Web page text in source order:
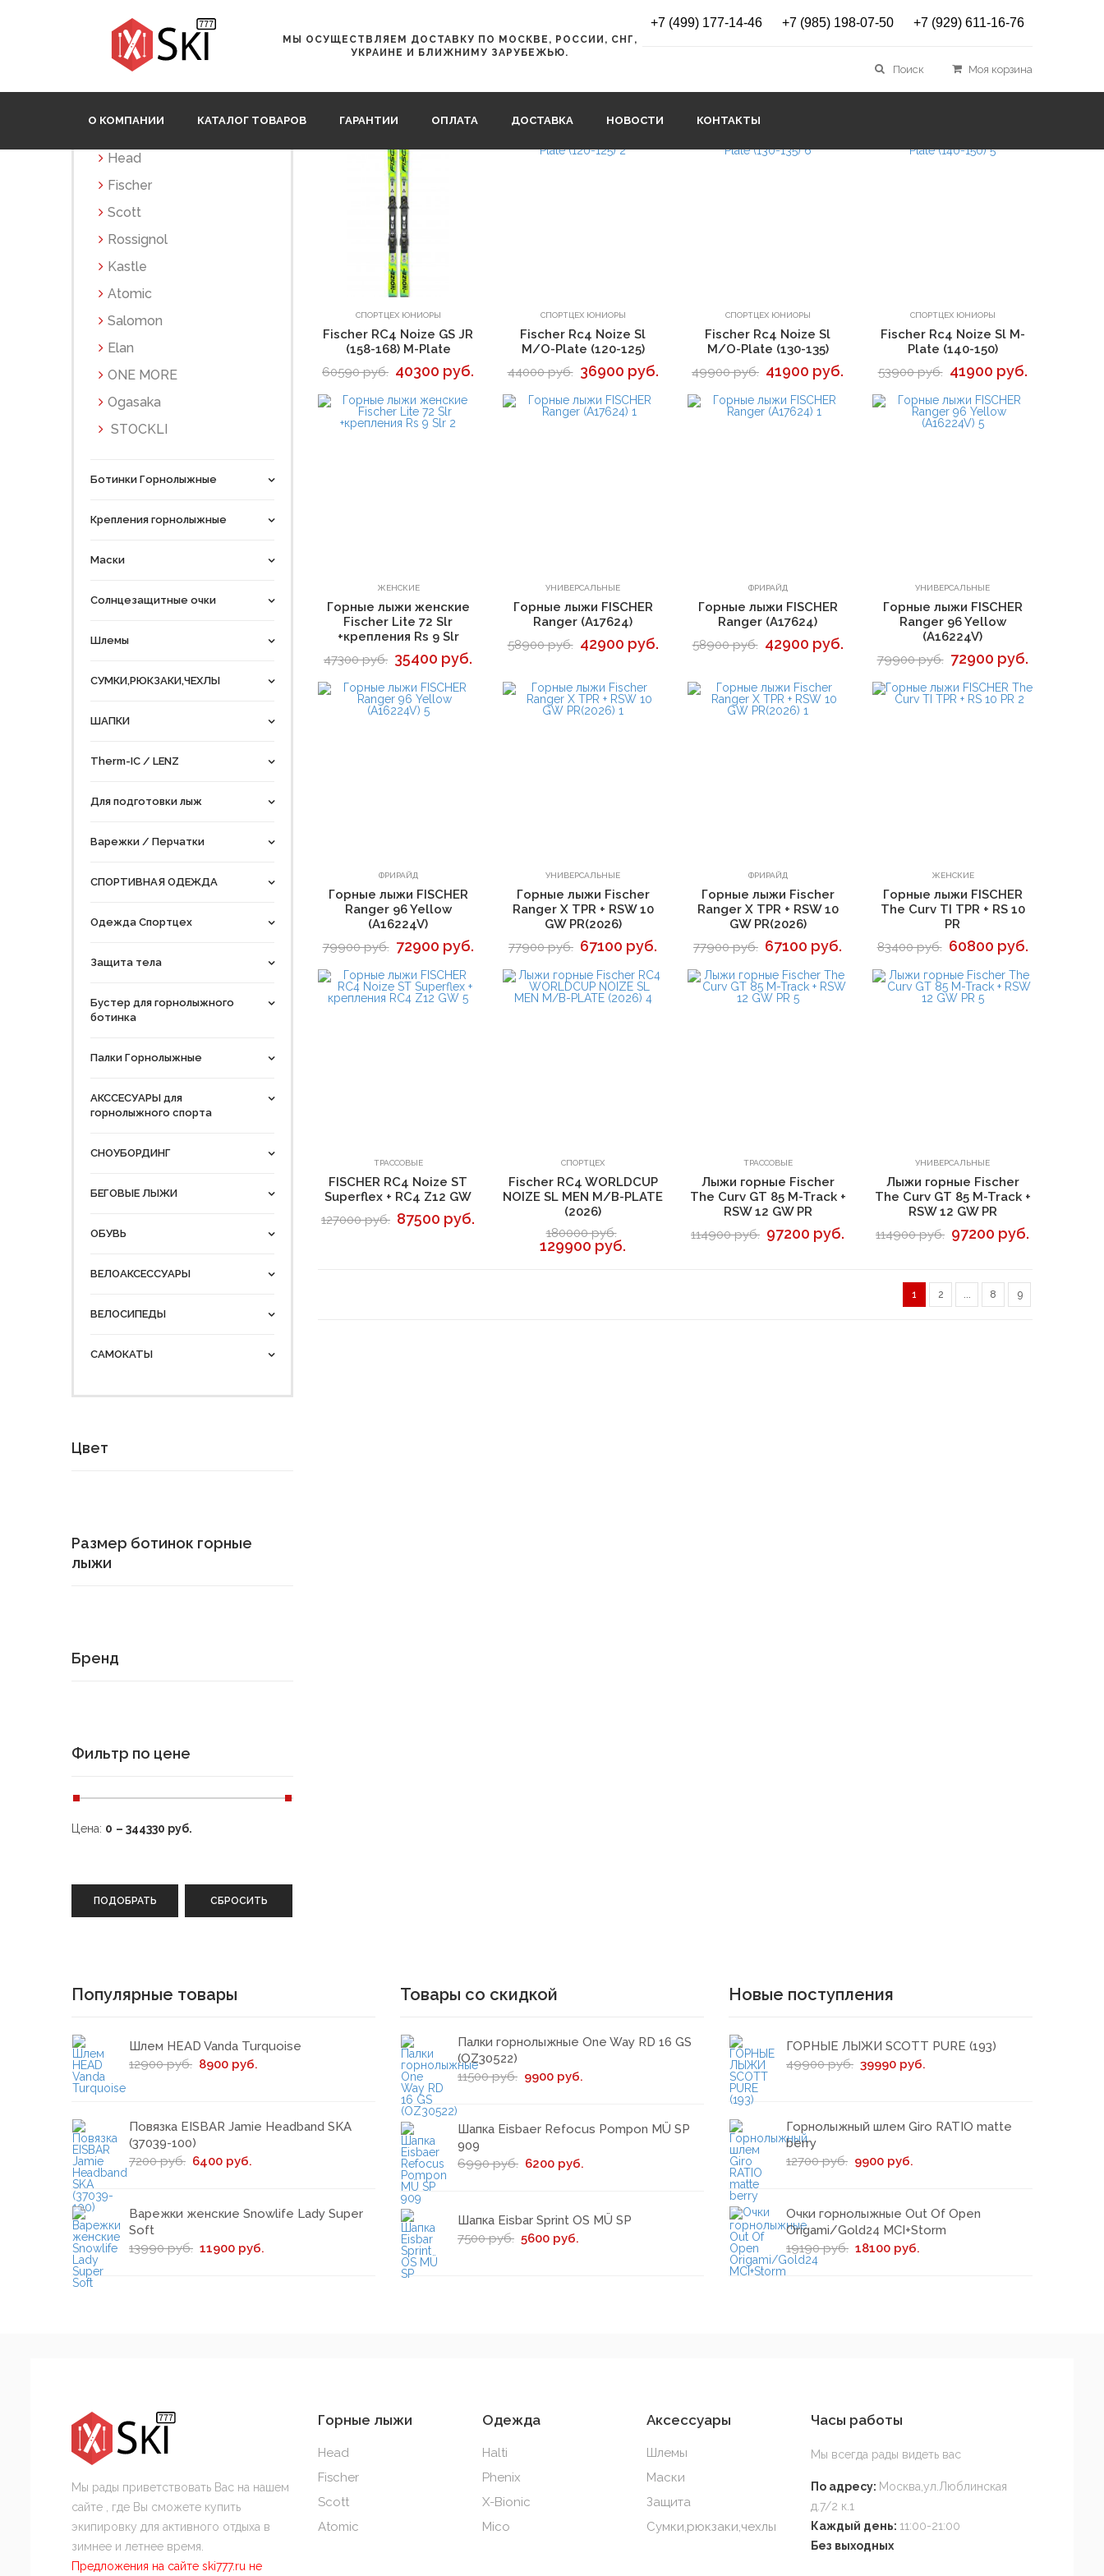
МЫ ОСУЩЕСТВЛЯЕМ ДОСТАВКУ ПО МОСКВЕ, РОССИИ, СНГ,
УКРАИНЕ И БЛИЖНИМУ ЗАРУБЕЖЬЮ.
+7 (499) 177-14-46 +7 (985) 198-07-50 +7 (929) 611-16-76
Поиск Моя корзина
О КОМПАНИИ КАТАЛОГ ТОВАРОВ ГАРАНТИИ ОПЛАТА ДОСТАВКА НОВОСТИ КОНТАКТЫ
Сортировать
В корзину
СПОРТЦЕХ ЮНИОРЫ
Fischer RC4 Noize GS JR
(158-168) M-Plate
60590 руб. 40300 руб.
В корзину
СПОРТЦЕХ ЮНИОРЫ
Fischer Rc4 Noize Sl
M/O-Plate (120-125)
44000 руб. 36900 руб.
В корзину
СПОРТЦЕХ ЮНИОРЫ
Fischer Rc4 Noize Sl
M/O-Plate (130-135)
49900 руб. 41900 руб.
В корзину
СПОРТЦЕХ ЮНИОРЫ
Fischer Rc4 Noize Sl M-
Plate (140-150)
53900 руб. 41900 руб.
В корзину
ЖЕНСКИЕ
Горные лыжи женские
Fischer Lite 72 Slr
+крепления Rs 9 Slr
47300 руб. 35400 руб.
В корзину
УНИВЕРСАЛЬНЫЕ
Горные лыжи FISCHER
Ranger (A17624)
58900 руб. 42900 руб.
В корзину
ФРИРАЙД
Горные лыжи FISCHER
Ranger (A17624)
58900 руб. 42900 руб.
В корзину
УНИВЕРСАЛЬНЫЕ
Горные лыжи FISCHER
Ranger 96 Yellow
(A16224V)
79900 руб. 72900 руб.
В корзину
ФРИРАЙД
Горные лыжи FISCHER
Ranger 96 Yellow
(A16224V)
79900 руб. 72900 руб.
В корзину
УНИВЕРСАЛЬНЫЕ
Горные лыжи Fischer
Ranger X TPR + RSW 10
GW PR(2026)
77900 руб. 67100 руб.
В корзину
ФРИРАЙД
Горные лыжи Fischer
Ranger X TPR + RSW 10
GW PR(2026)
77900 руб. 67100 руб.
В корзину
ЖЕНСКИЕ
Горные лыжи FISCHER
The Curv TI TPR + RS 10
PR
83400 руб. 60800 руб.
В корзину
ТРАССОВЫЕ
FISCHER RC4 Noize ST
Superflex + RC4 Z12 GW
127000 руб. 87500 руб.
В корзину
СПОРТЦЕХ
Fischer RC4 WORLDCUP
NOIZE SL MEN M/B-PLATE
(2026)
180000 руб.
129900 руб.
В корзину
ТРАССОВЫЕ
Лыжи горные Fischer
The Curv GT 85 M-Track +
RSW 12 GW PR
114900 руб. 97200 руб.
В корзину
УНИВЕРСАЛЬНЫЕ
Лыжи горные Fischer
The Curv GT 85 M-Track +
RSW 12 GW PR
114900 руб. 97200 руб.
1 2 ... 8 9
ГОРНЫЕ ЛЫЖИ
Head
Fischer
Scott
Rossignol
Kastle
Atomic
Salomon
Elan
ONE MORE
Ogasaka
STOCKLI
Ботинки Горнолыжные
Крепления горнолыжные
Маски
Солнцезащитные очки
Шлемы
СУМКИ,РЮКЗАКИ,ЧЕХЛЫ
ШАПКИ
Therm-IC / LENZ
Для подготовки лыж
Варежки / Перчатки
СПОРТИВНАЯ ОДЕЖДА
Одежда Спортцех
Защита тела
Бустер для горнолыжного
ботинка
Палки Горнолыжные
АКССЕСУАРЫ для
горнолыжного спорта
СНОУБОРДИНГ
БЕГОВЫЕ ЛЫЖИ
ОБУВЬ
ВЕЛОАКСЕССУАРЫ
ВЕЛОСИПЕДЫ
САМОКАТЫ
Цвет
Размер ботинок горные
лыжи
Бренд
Фильтр по цене
Цена: 0 – 344330 руб.
ПОДОБРАТЬ СБРОСИТЬ
Популярные товары
Шлем HEAD Vanda Turquoise
12900 руб. 8900 руб.
Повязка EISBAR Jamie Headband SKA
(37039-100)
7200 руб. 6400 руб.
Варежки женские Snowlife Lady Super
Soft
13990 руб. 11900 руб.
Товары со скидкой
Палки горнолыжные One Way RD 16 GS
(OZ30522)
11500 руб. 9900 руб.
Шапка Eisbaer Refocus Pompon MÜ SP
909
6990 руб. 6200 руб.
Шапка Eisbar Sprint OS MÜ SP
7500 руб. 5600 руб.
Новые поступления
ГОРНЫЕ ЛЫЖИ SCOTT PURE (193)
49900 руб. 39990 руб.
Горнолыжный шлем Giro RATIO matte
berry
12700 руб. 9900 руб.
Очки горнолыжные Out Of Open
Origami/Gold24 MCI+Storm
19190 руб. 18100 руб.
Мы рады приветствовать Вас на нашем
сайте , где Вы сможете купить
экипировку для активного отдыха в
зимнее и летнее время.
Предложения на сайте ski777.ru не
Горные лыжи
Head
Fischer
Scott
Atomic
Одежда
Halti
Phenix
X-Bionic
Mico
Аксессуары
Шлемы
Маски
Защита
Сумки,рюкзаки,чехлы
Часы работы
Мы всегда рады видеть вас
По адресу: Москва,ул.Люблинская
д.7/2 к.1
Каждый день: 11:00-21:00
Без выходных